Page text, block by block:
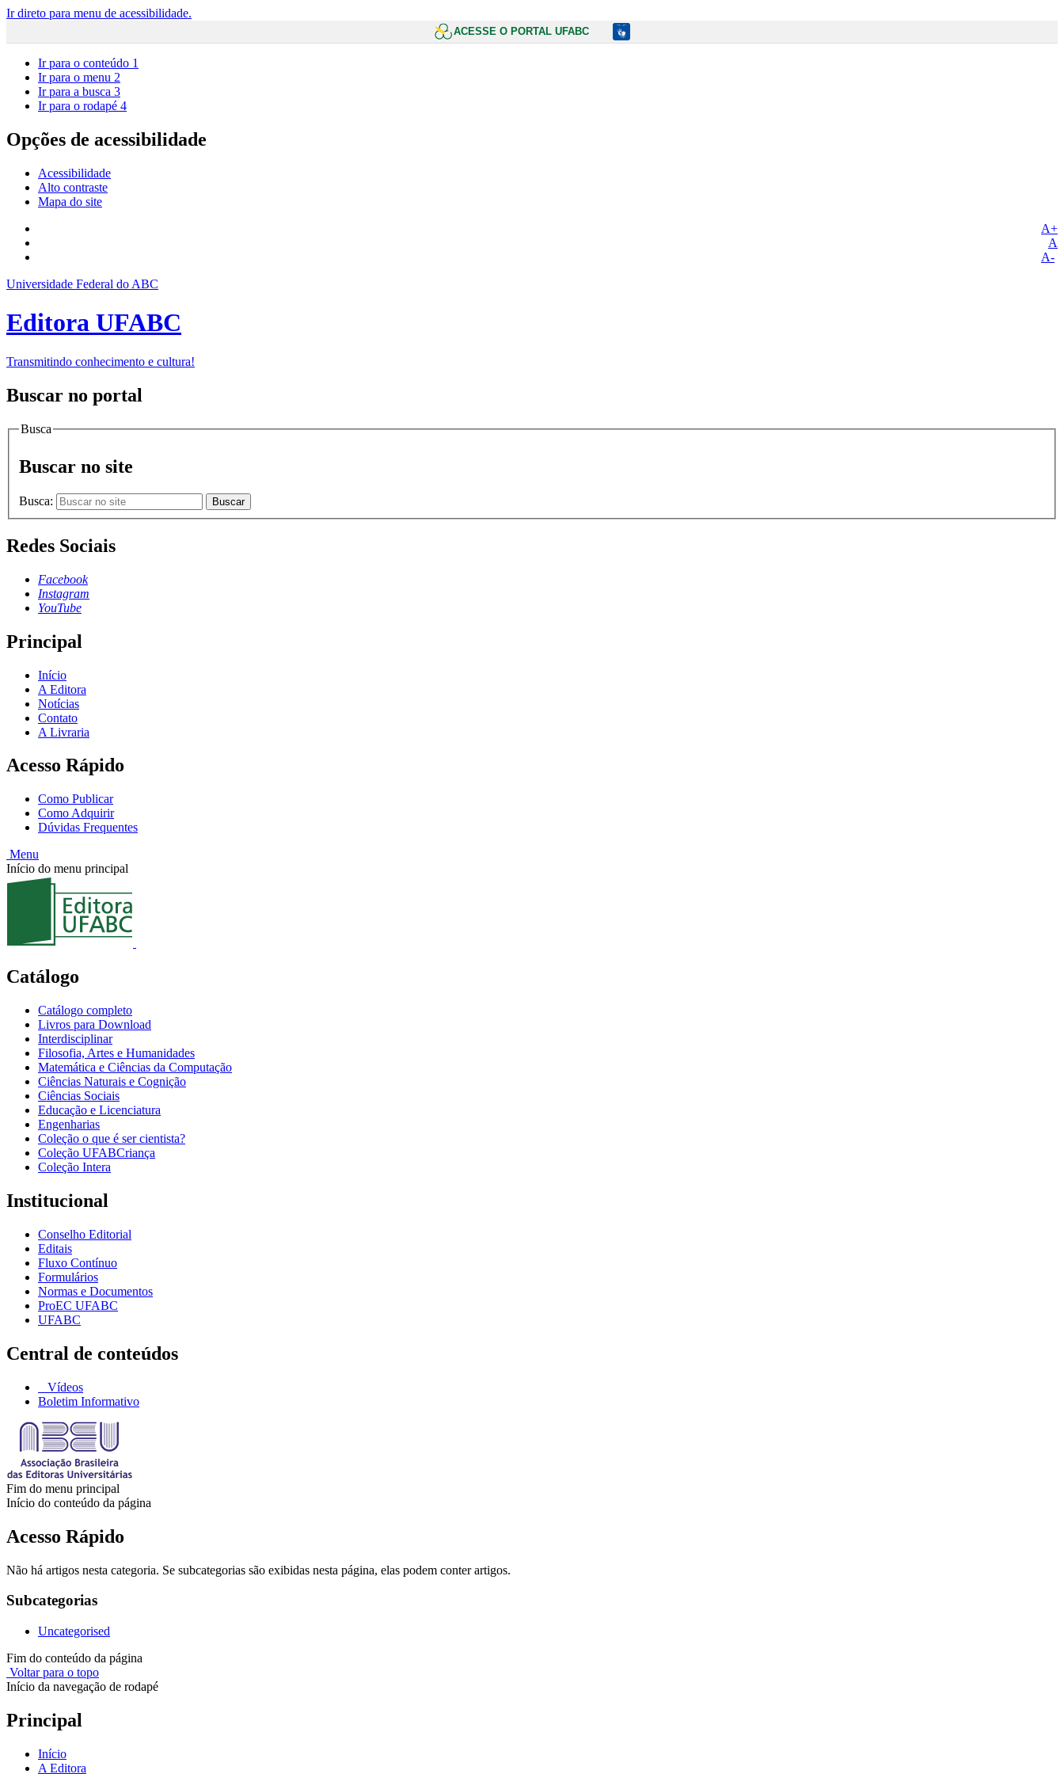
Ir direto para menu de acessibilidade.
ACESSE O PORTAL UFABC
Ir para o conteúdo 1
Ir para o menu 2
Ir para a busca 3
Ir para o rodapé 4
Opções de acessibilidade
Acessibilidade
Alto contraste
Mapa do site
A+
A
A-
Universidade Federal do ABC
Editora UFABC
Transmitindo conhecimento e cultura!
Buscar no portal
Busca
Buscar no site
Busca: Buscar
Redes Sociais
Facebook
Instagram
YouTube
Principal
Início
A Editora
Notícias
Contato
A Livraria
Acesso Rápido
Como Publicar
Como Adquirir
Dúvidas Frequentes
Menu
Início do menu principal
Catálogo
Catálogo completo
Livros para Download
Interdisciplinar
Filosofia, Artes e Humanidades
Matemática e Ciências da Computação
Ciências Naturais e Cognição
Ciências Sociais
Educação e Licenciatura
Engenharias
Coleção o que é ser cientista?
Coleção UFABCriança
Coleção Intera
Institucional
Conselho Editorial
Editais
Fluxo Contínuo
Formulários
Normas e Documentos
ProEC UFABC
UFABC
Central de conteúdos
Vídeos
Boletim Informativo
Fim do menu principal
Início do conteúdo da página
Acesso Rápido
Não há artigos nesta categoria. Se subcategorias são exibidas nesta página, elas podem conter artigos.
Subcategorias
Uncategorised
Fim do conteúdo da página
Voltar para o topo
Início da navegação de rodapé
Principal
Início
A Editora